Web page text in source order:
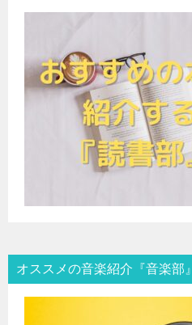
オススメの音楽紹介『音楽部』